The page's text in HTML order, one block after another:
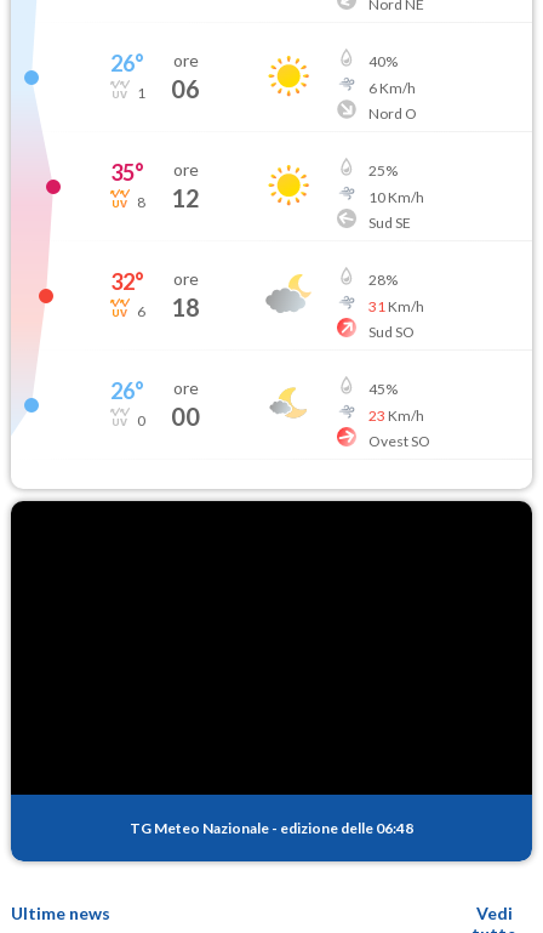
Nord NE
26°
1
ore
06
40%
6Km/h
Nord O
35°
8
ore
12
25%
10Km/h
Sud SE
32°
6
ore
18
28%
31 Km/h
Sud SO
26°
0
ore
00
45%
23 Km/h
Ovest SO
TG Meteo Nazionale - edizione delle 06:48
Ultime news
Vedi